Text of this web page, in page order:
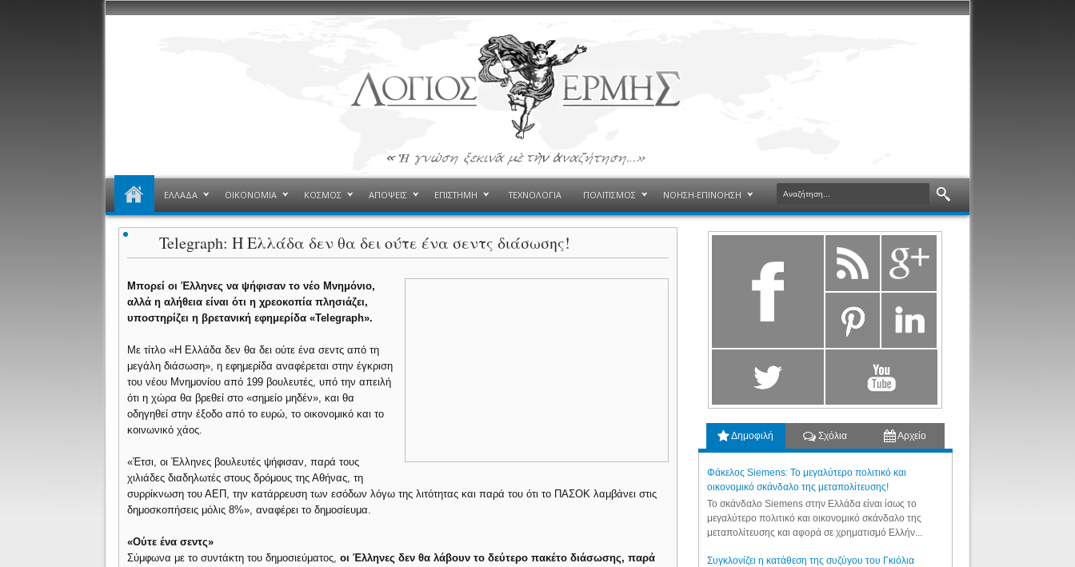
ΕΛΛΑΔΑ ΟΙΚΟΝΟΜΙΑ ΚΟΣΜΟΣ ΑΠΟΨΕΙΣ ΕΠΙΣΤΗΜΗ ΤΕΧΝΟΛΟΓΙΑ ΠΟΛΙΤΙΣΜΟΣ ΝΟΗΣΗ-ΕΠΙΝΟΗΣΗ
Telegraph: Η Ελλάδα δεν θα δει ούτε ένα σεντς διάσωσης!
Μπορεί οι Έλληνες να ψήφισαν το νέο Μνημόνιο,
αλλά η αλήθεια είναι ότι η χρεοκοπία πλησιάζει,
υποστηρίζει η βρετανική εφημερίδα «Telegraph».
Με τίτλο «Η Ελλάδα δεν θα δει ούτε ένα σεντς από τη
μεγάλη διάσωση», η εφημερίδα αναφέρεται στην έγκριση
του νέου Μνημονίου από 199 βουλευτές, υπό την απειλή
ότι η χώρα θα βρεθεί στο «σημείο μηδέν», και θα
οδηγηθεί στην έξοδο από το ευρώ, το οικονομικό και το
κοινωνικό χάος.
«Έτσι, οι Έλληνες βουλευτές ψήφισαν, παρά τους
χιλιάδες διαδηλωτές στους δρόμους της Αθήνας, τη
συρρίκνωση του ΑΕΠ, την κατάρρευση των εσόδων λόγω της λιτότητας και παρά του ότι το ΠΑΣΟΚ λαμβάνει στις
δημοσκοπήσεις μόλις 8%», αναφέρει το δημοσίευμα.
«Ούτε ένα σεντς»
Σύμφωνα με το συντάκτη του δημοσιεύματος,οι Έλληνες δεν θα λάβουν το δεύτερο πακέτο διάσωσης, παρά
Δημοφιλή Σχόλια Αρχείο
Φάκελος Siemens: Το μεγαλύτερο πολιτικό και
οικονομικό σκάνδαλο της μεταπολίτευσης!
Το σκάνδαλο Siemens στην Ελλάδα είναι ίσως το
μεγαλύτερο πολιτικό και οικονομικό σκάνδαλο της
μεταπολίτευσης και αφορά σε χρηματισμό Ελλήν...
Συγκλονίζει η κατάθεση της συζύγου του Γκιόλια